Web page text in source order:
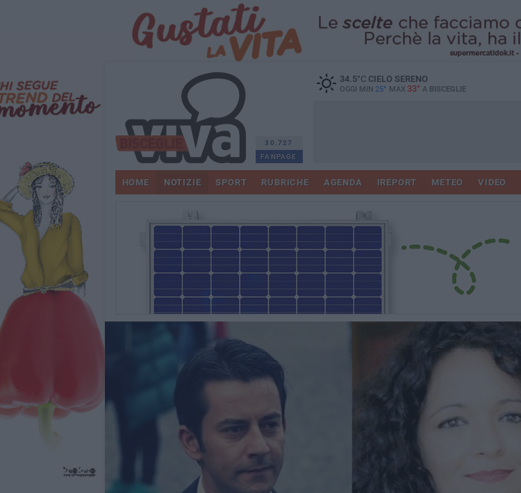
30.727
FANPAGE
34.5°CCIELO SERENO
OGGI MIN 25° MAX 33° A BISCEGLIE
HOME NOTIZIE SPORT RUBRICHE AGENDA IREPORT METEO VIDEO